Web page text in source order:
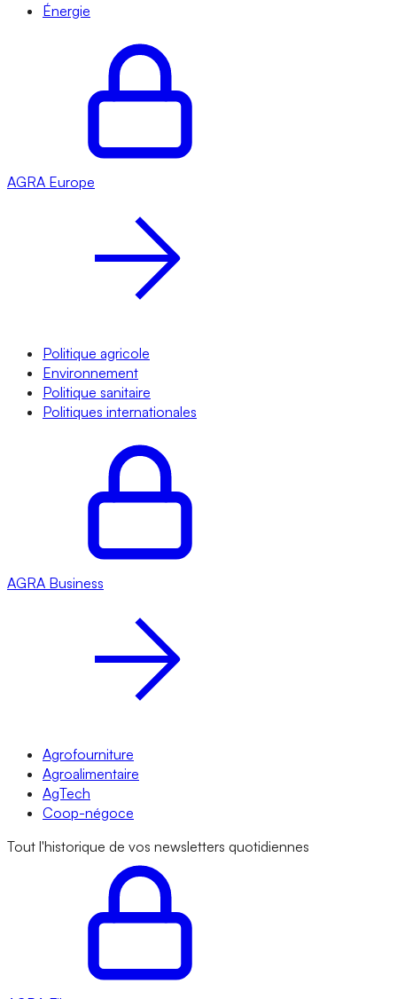
Énergie
AGRA Europe
Politique agricole
Environnement
Politique sanitaire
Politiques internationales
AGRA Business
Agrofourniture
Agroalimentaire
AgTech
Coop-négoce
Tout l'historique de vos newsletters quotidiennes